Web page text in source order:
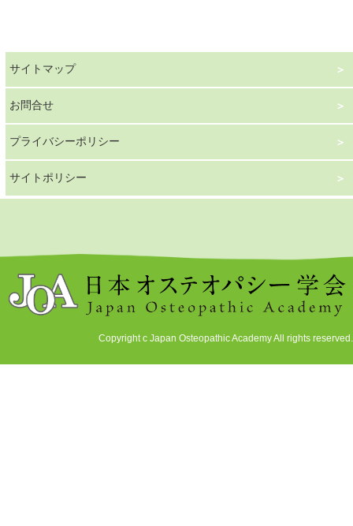
サイトマップ
お問合せ
プライバシーポリシー
サイトポリシー
Copyright c Japan Osteopathic Academy All rights reserved.